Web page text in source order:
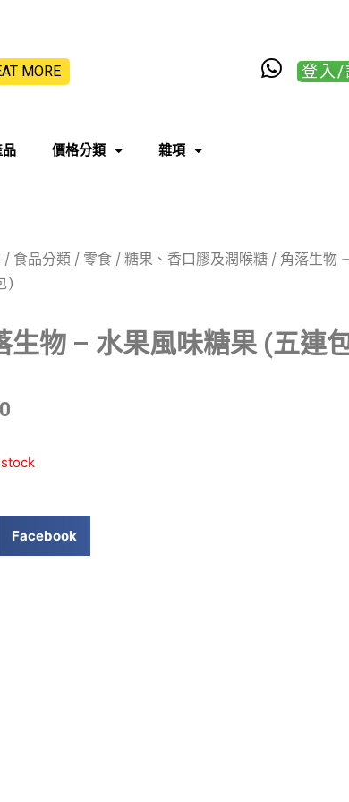
MORE 登入/
品 價格分類 雜項
/ 食品分類 / 零食 / 糖果、香口膠及潤喉糖 / 角落生物
)
生物 – 水果風味糖果 (五連
Facebook